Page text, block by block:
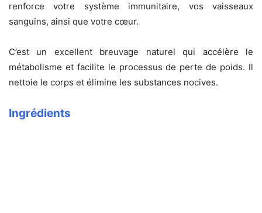
renforce votre système immunitaire, vos vaisseaux
sanguins, ainsi que votre cœur.
C’est un excellent breuvage naturel qui accélère le
métabolisme et facilite le processus de perte de poids. Il
nettoie le corps et élimine les substances nocives.
Ingrédients